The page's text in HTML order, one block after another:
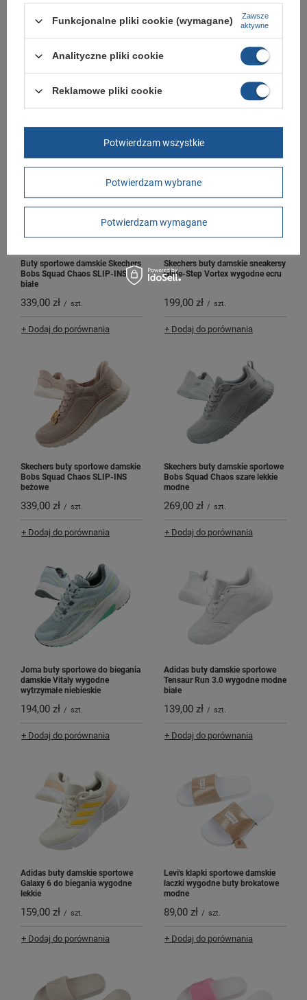
Levi's buty damskie sportowe
sneakersy Hudson modne czarne
+ Dodaj do porównania
Levi's buty sportowe damskie
sneakersy Jackson modne białe
+ Dodaj do porównania
Buty sportowe damskie Skechers
Bobs Squad Chaos SLIP-INS
białe
339,00 zł / szt.
+ Dodaj do porównania
Skechers buty damskie sneakersy
Glide-Step Vortex wygodne ecru
199,00 zł / szt.
+ Dodaj do porównania
Skechers buty sportowe damskie
Bobs Squad Chaos SLIP-INS
beżowe
339,00 zł / szt.
+ Dodaj do porównania
Skechers buty damskie sportowe
Bobs Squad Chaos szare lekkie
modne
269,00 zł / szt.
+ Dodaj do porównania
Joma buty sportowe do biegania
damskie Vitaly wygodne
wytrzymałe niebieskie
194,00 zł / szt.
+ Dodaj do porównania
Adidas buty damskie sportowe
Tensaur Run 3.0 wygodne modne
białe
139,00 zł / szt.
+ Dodaj do porównania
Adidas buty damskie sportowe
Galaxy 6 do biegania wygodne
lekkie
159,00 zł / szt.
+ Dodaj do porównania
Levi's klapki sportowe damskie
laczki wygodne buty brokatowe
modne
89,00 zł / szt.
+ Dodaj do porównania
Funkcjonalne pliki cookie (wymagane)
Zawsze
aktywne
Analityczne pliki cookie
Reklamowe pliki cookie
Potwierdzam wybrane
Potwierdzam wymagane
Potwierdzam wszystkie